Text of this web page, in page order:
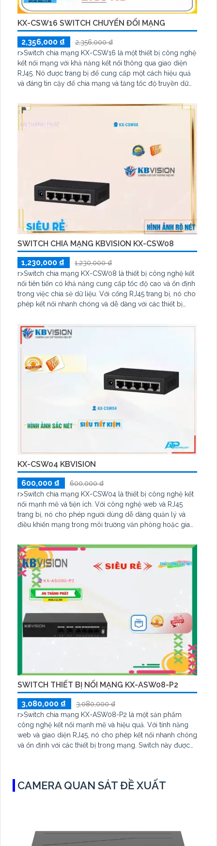
KX-CSW16 SWITCH CHUYỂN ĐỔI MẠNG
2,356,000 ₫
2,356,000 ₫
r>Switch chia mạng KX-CSW16 là một thiết bị công nghệ
kết nối mạng với khả năng kết nối thông qua giao diện
RJ45. Nó được trang bị để cung cấp một cách hiệu quả
và đáng tin cậy để chia mạng và tăng tốc độ truyền dữ
mạng web, cho phép người dùng dễ dàng quản lý và
SWITCH CHIA MẠNG KBVISION KX-CSW08
1,230,000 ₫
1,230,000 ₫
r>Switch chia mạng KX-CSW08 là thiết bị công nghệ kết
nối tiên tiến có khả năng cung cấp tốc độ cao và ổn định
trong việc chia sẻ dữ liệu. Với cổng RJ45 trang bị, nó cho
phép kết nối nhanh chóng và dễ dàng với các thiết bị
khiển dễ dàng qua giao diện web, giúp người dùng quản
KX-CSW04 KBVISION
600,000 ₫
600,000 ₫
r>Switch chia mạng KX-CSW04 là thiết bị công nghệ kết
nối mạnh mẽ và tiện ích. Với công nghệ web và RJ45
trang bị, nó cho phép người dùng dễ dàng quản lý và
điều khiển mạng trong môi trường văn phòng hoặc gia
cho phép kết nối và truyền tải dữ liệu một cách nhanh
chóng và ổn định
SWITCH THIẾT BỊ NỐI MẠNG KX-ASW08-P2
3,080,000 ₫
3,080,000 ₫
r>Switch chia mạng KX-ASW08-P2 là một sản phẩm
công nghệ kết nối mạnh mẽ và hiệu quả. Với tính năng
web và giao diện RJ45, nó cho phép kết nối nhanh chóng
và ổn định với các thiết bị trong mạng. Switch này được
CAMERA QUAN SÁT ĐỀ XUẤT